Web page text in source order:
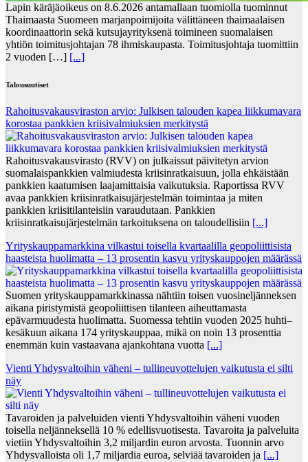
Lapin käräjäoikeus on 8.6.2026 antamallaan tuomiolla tuominnut
Thaimaasta Suomeen marjanpoimijoita välittäneen thaimaalaisen
koordinaattorin sekä kutsujayrityksenä toimineen suomalaisen
yhtiön toimitusjohtajan 78 ihmiskaupasta. Toimitusjohtaja tuomittiin
2 vuoden […] [...]
Talousuutiset
Rahoitusvakausviraston arvio: Julkisen talouden kapea liikkumavara
korostaa pankkien kriisivalmiuksien merkitystä
Rahoitusvakausvirasto (RVV) on julkaissut päivitetyn arvion
suomalaispankkien valmiudesta kriisinratkaisuun, jolla ehkäistään
pankkien kaatumisen laajamittaisia vaikutuksia. Raportissa RVV
avaa pankkien kriisinratkaisujärjestelmän toimintaa ja miten
pankkien kriisitilanteisiin varaudutaan. Pankkien
kriisinratkaisujärjestelmän tarkoituksena on taloudellisiin [...]
Yrityskauppamarkkina vilkastui toisella kvartaalilla geopoliittisista
haasteista huolimatta – 13 prosentin kasvu yrityskauppojen määrässä
Suomen yrityskauppamarkkinassa nähtiin toisen vuosineljänneksen
aikana piristymistä geopoliittisen tilanteen aiheuttamasta
epävarmuudesta huolimatta. Suomessa tehtiin vuoden 2025 huhti–
kesäkuun aikana 174 yrityskauppaa, mikä on noin 13 prosenttia
enemmän kuin vastaavana ajankohtana vuotta [...]
Vienti Yhdysvaltoihin väheni – tullineuvottelujen vaikutusta ei silti
näy
Tavaroiden ja palveluiden vienti Yhdysvaltoihin väheni vuoden
toisella neljänneksellä 10 % edellisvuotisesta. Tavaroita ja palveluita
vietiin Yhdysvaltoihin 3,2 miljardin euron arvosta. Tuonnin arvo
Yhdysvalloista oli 1,7 miljardia euroa, selviää tavaroiden ja [...]